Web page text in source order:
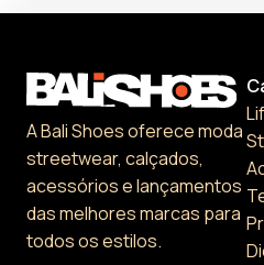
A Bali Shoes oferece moda
streetwear, calçados,
acessórios e lançamentos
das melhores marcas para
todos os estilos.